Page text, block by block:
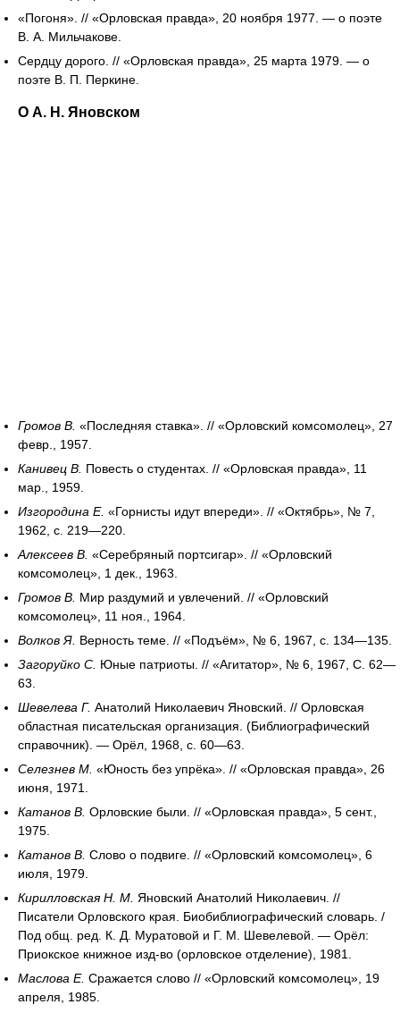
«Погоня». // «Орловская правда», 20 ноября 1977. — о поэте
В. А. Мильчакове.
Сердцу дорого. // «Орловская правда», 25 марта 1979. — о
поэте В. П. Перкине.
О А. Н. Яновском
Громов В. «Последняя ставка». // «Орловский комсомолец», 27
февр., 1957.
Канивец В. Повесть о студентах. // «Орловская правда», 11
мар., 1959.
Изгородина Е. «Горнисты идут впереди». // «Октябрь», № 7,
1962, с. 219—220.
Алексеев В. «Серебряный портсигар». // «Орловский
комсомолец», 1 дек., 1963.
Громов В. Мир раздумий и увлечений. // «Орловский
комсомолец», 11 ноя., 1964.
Волков Я. Верность теме. // «Подъём», № 6, 1967, с. 134—135.
Загоруйко С. Юные патриоты. // «Агитатор», № 6, 1967, С. 62—
63.
Шевелева Г. Анатолий Николаевич Яновский. // Орловская
областная писательская организация. (Библиографический
справочник). — Орёл, 1968, с. 60—63.
Селезнев М. «Юность без упрёка». // «Орловская правда», 26
июня, 1971.
Катанов В. Орловские были. // «Орловская правда», 5 сент.,
1975.
Катанов В. Слово о подвиге. // «Орловский комсомолец», 6
июля, 1979.
Кирилловская Н. М. Яновский Анатолий Николаевич. //
Писатели Орловского края. Биобиблиографический словарь. /
Под общ. ред. К. Д. Муратовой и Г. М. Шевелевой. — Орёл:
Приокское книжное изд-во (орловское отделение), 1981.
Маслова Е. Сражается слово // «Орловский комсомолец», 19
апреля, 1985.